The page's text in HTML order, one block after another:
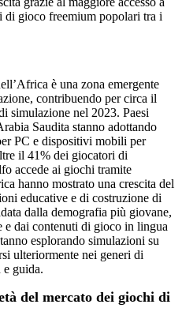
di gioco freemium popolari tra i
è una zona emergente
contribuendo per circa il
simulazione nel 2023. Paesi
Saudita stanno adottando
PC e dispositivi mobili per
il 41% dei giocatori di
accede ai giochi tramite
hanno mostrato una crescita del
educative e di costruzione di
dalla demografia più giovane,
e dai contenuti di gioco in lingua
esplorando simulazioni su
ulteriormente nei generi di
guida.
del mercato dei giochi di